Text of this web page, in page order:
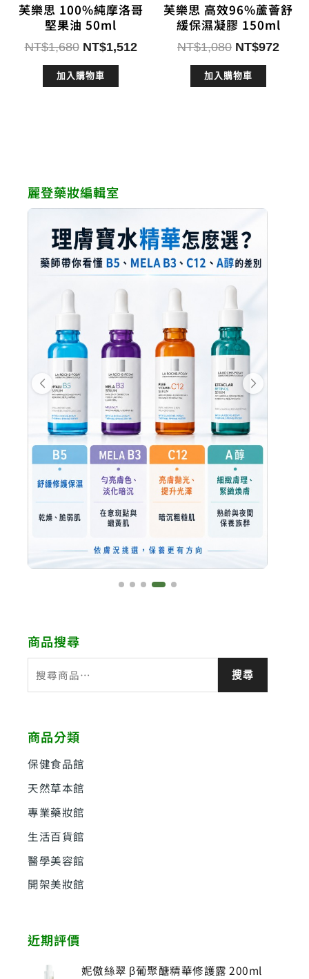
麗登藥妝編輯室
商品搜尋
尋
字
:
搜尋
商品分類
保健食品館
天然草本館
專業藥妝館
生活百貨館
醫學美容館
開架美妝館
近期評價
妮傲絲翠 β葡聚醣精華修護露 200ml
芙樂思 100%純摩洛哥
堅果油 50ml
NT$1,680 原
始
價
NT$1,512目
加入購物車
芙樂思 高效96%蘆薈舒
緩保濕凝膠 150ml
NT$1,080 原
始
價
NT$972
加入購物車